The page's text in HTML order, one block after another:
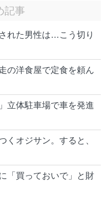
記事
れた男性は…こう切り
の洋食屋で定食を頼ん
立体駐車場で車を発進
くオジサン。すると、
「買っておいで」と財